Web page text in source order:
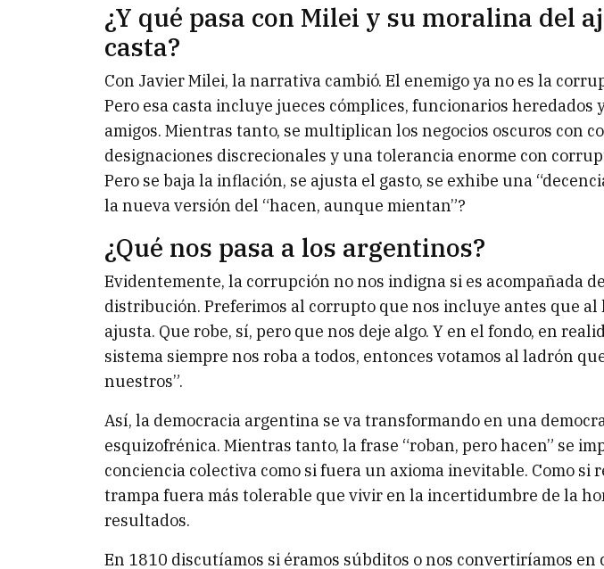
¿Y qué pasa con Milei y su moralina del
casta?
Con Javier Milei, la narrativa cambió. El enemigo ya no es la
Pero esa casta incluye jueces cómplices, funcionarios heredados
amigos. Mientras tanto, se multiplican los negocios oscuros con
designaciones discrecionales y una tolerancia enorme con
Pero se baja la inflación, se ajusta el gasto, se exhibe una
la nueva versión del “hacen, aunque mientan”?
¿Qué nos pasa a los argentinos?
Evidentemente, la corrupción no nos indigna si es acompañada
distribución. Preferimos al corrupto que nos incluye antes que al
ajusta. Que robe, sí, pero que nos deje algo. Y en el fondo, en
sistema siempre nos roba a todos, entonces votamos al ladrón
nuestros”.
Así, la democracia argentina se va transformando en una
esquizofrénica. Mientras tanto, la frase “roban, pero hacen” se
conciencia colectiva como si fuera un axioma inevitable. Como si
trampa fuera más tolerable que vivir en la incertidumbre de la
resultados.
En 1810 discutíamos si éramos súbditos o nos convertiríamos en